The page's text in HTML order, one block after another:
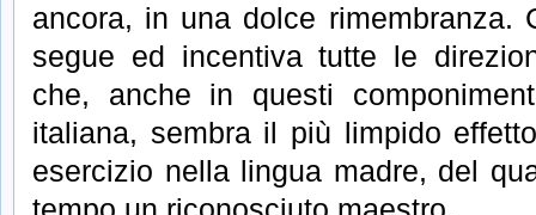
ancora, in una dolce rimembranza.
segue ed incentiva tutte le
che, anche in questi
italiana, sembra il più limpido
esercizio nella lingua madre, del